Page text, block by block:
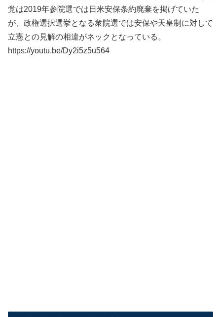
党は2019年参院選では日米安保条約廃棄を掲げていた
が、政権選択選挙となる衆院選では安保や天皇制に対して
立憲との見解の相違がネックとなっている。
https://youtu.be/Dy2i5z5u564